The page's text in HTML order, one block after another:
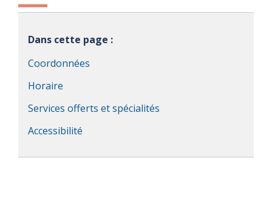
Dans cette page :
Coordonnées
Horaire
Services offerts et spécialités
Accessibilité